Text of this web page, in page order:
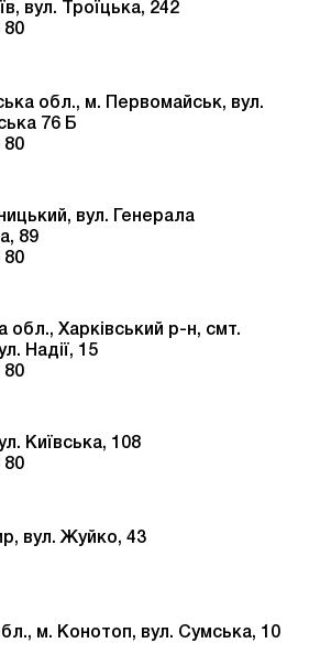
вул. Троїцька, 242
80
обл., м. Первомайськ, вул.
76 Б
80
вул. Генерала
89
80
обл., Харківський р-н, смт.
Надії, 15
80
Київська, 108
80
вул. Жуйко, 43
м. Конотоп, вул. Сумська, 10